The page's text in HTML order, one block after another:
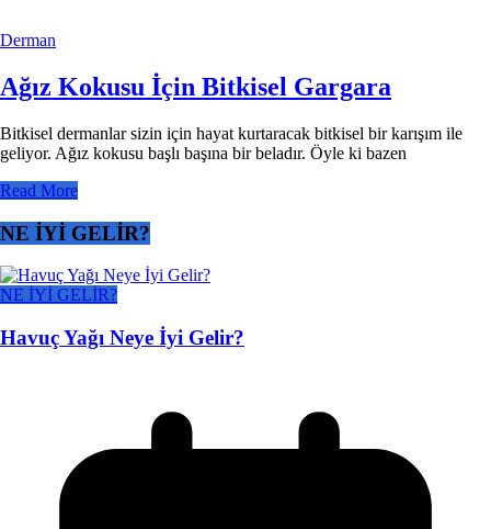
Derman
Ağız Kokusu İçin Bitkisel Gargara
Bitkisel dermanlar sizin için hayat kurtaracak bitkisel bir karışım ile
geliyor. Ağız kokusu başlı başına bir beladır. Öyle ki bazen
Read More
NE İYİ GELİR?
NE İYİ GELİR?
Havuç Yağı Neye İyi Gelir?